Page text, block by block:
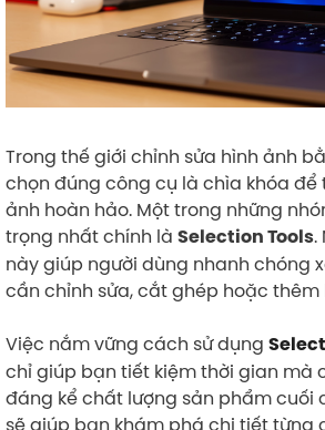
Trong thế giới chỉnh sửa hình ảnh
chọn đúng công cụ là chìa khóa để
ảnh hoàn hảo. Một trong những
trọng nhất chính là Selection Tools.
này giúp người dùng nhanh chóng
cần chỉnh sửa, cắt ghép hoặc
Việc nắm vững cách sử dụng
chỉ giúp bạn tiết kiệm thời gian mà
đáng kể chất lượng sản phẩm cuối
sẽ giúp bạn khám phá chi tiết từng